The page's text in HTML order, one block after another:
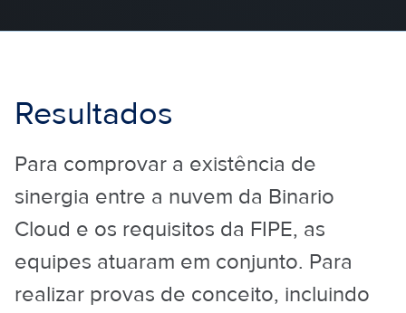
Resultados
Para comprovar a existência de
sinergia entre a nuvem da Binario
Cloud e os requisitos da FIPE, as
equipes atuaram em conjunto. Para
realizar provas de conceito, incluindo